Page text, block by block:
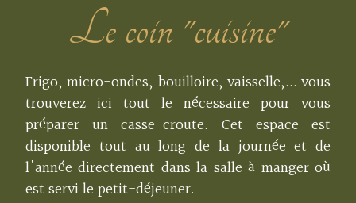
Le coin "cuisine"
Frigo, micro-ondes, bouilloire, vaisselle,... vous
trouverez ici tout le nécessaire pour vous
préparer un casse-croute. Cet espace est
disponible tout au long de la journée et de
l'année directement dans la salle à manger où
est servi le petit-déjeuner.